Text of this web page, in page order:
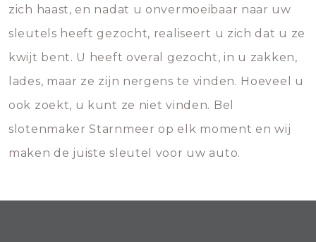
zich haast, en nadat u onvermoeibaar naar uw
sleutels heeft gezocht, realiseert u zich dat u ze
kwijt bent. U heeft overal gezocht, in u zakken,
lades, maar ze zijn nergens te vinden. Hoeveel u
ook zoekt, u kunt ze niet vinden. Bel
slotenmaker Starnmeer op elk moment en wij
maken de juiste sleutel voor uw auto.